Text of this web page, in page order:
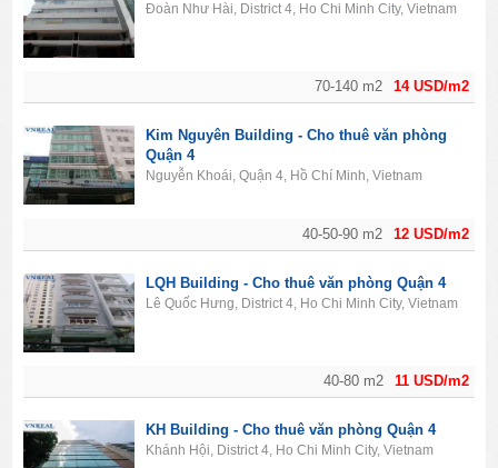
14 USD/m2
70-140 m2
Đoàn Như Hài, District 4, Ho Chi Minh City, Vietnam
12 USD/m2
40-50-90 m2
Kim Nguyên Building - Cho thuê văn phòng
Quận 4
Nguyễn Khoái, Quận 4, Hồ Chí Minh, Vietnam
11 USD/m2
40-80 m2
LQH Building - Cho thuê văn phòng Quận 4
Lê Quốc Hưng, District 4, Ho Chi Minh City, Vietnam
KH Building - Cho thuê văn phòng Quận 4
Khánh Hội, District 4, Ho Chi Minh City, Vietnam